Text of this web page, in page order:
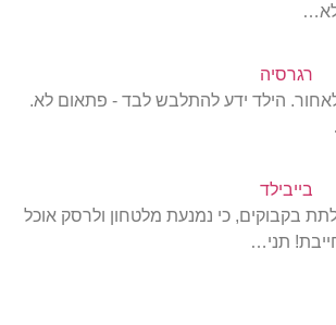
רגרסיה
הילד ידע להתלבש לבד - פתאום לא.
בייבילד
בקבוקים, כי נמנעת מלטחון ולרסק אוכל
תני…